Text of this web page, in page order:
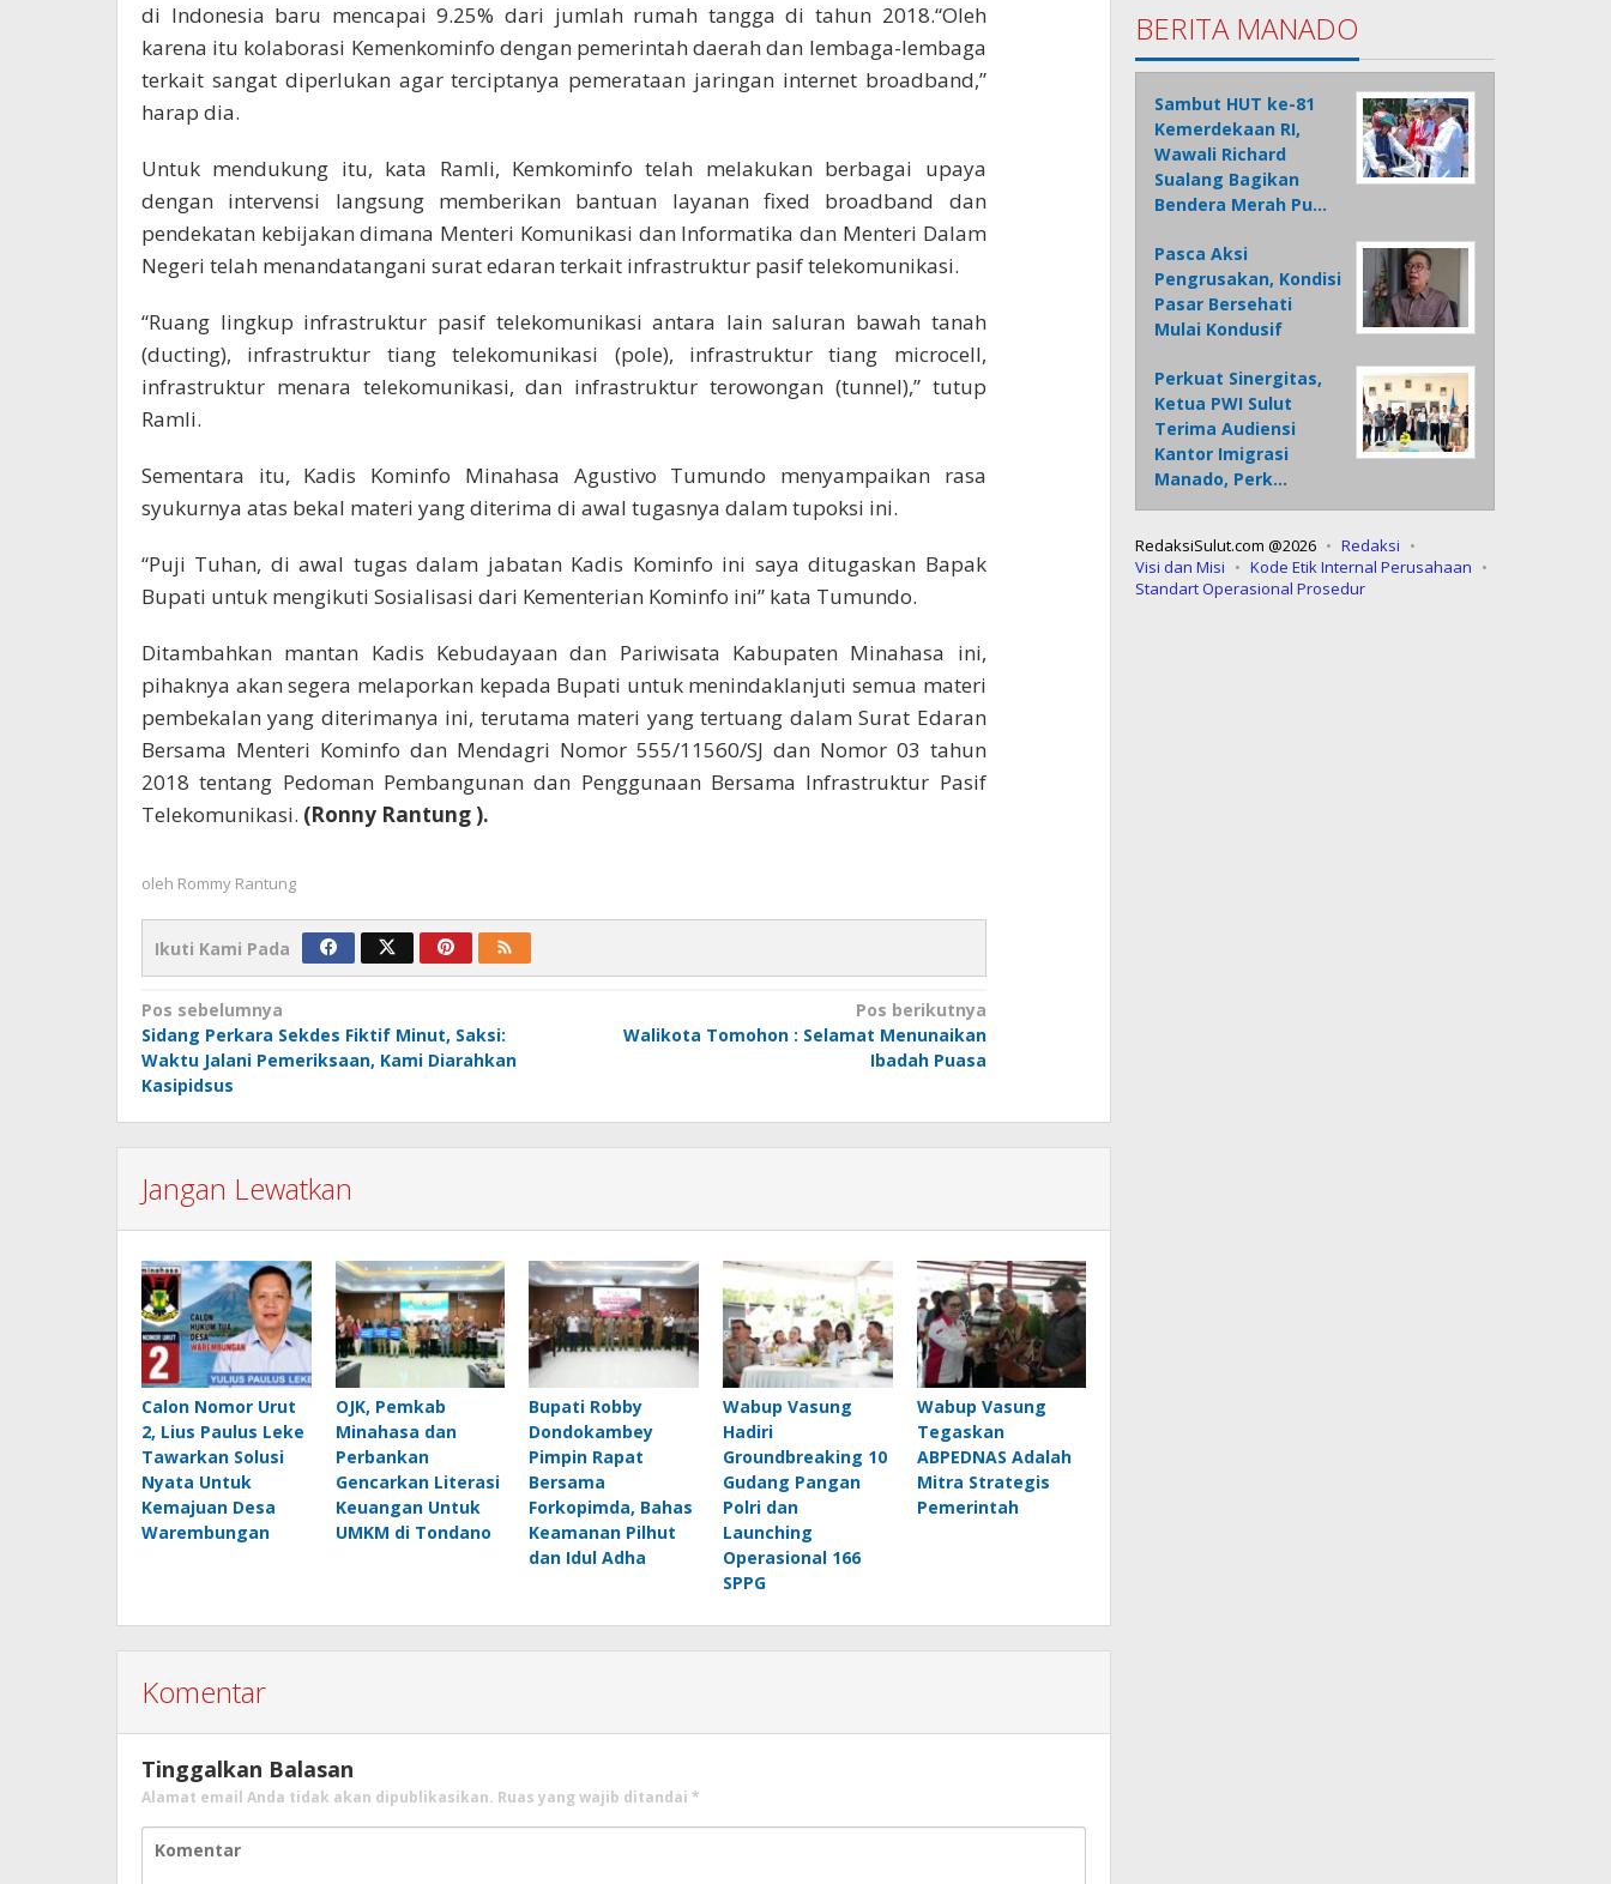
di Indonesia baru mencapai 9.25% dari jumlah rumah tangga di tahun 2018.“Oleh
karena itu kolaborasi Kemenkominfo dengan pemerintah daerah dan lembaga-lembaga
terkait sangat diperlukan agar terciptanya pemerataan jaringan internet broadband,”
harap dia.
Untuk mendukung itu, kata Ramli, Kemkominfo telah melakukan berbagai upaya
dengan intervensi langsung memberikan bantuan layanan fixed broadband dan
pendekatan kebijakan dimana Menteri Komunikasi dan Informatika dan Menteri Dalam
Negeri telah menandatangani surat edaran terkait infrastruktur pasif telekomunikasi.
“Ruang lingkup infrastruktur pasif telekomunikasi antara lain saluran bawah tanah
(ducting), infrastruktur tiang telekomunikasi (pole), infrastruktur tiang microcell,
infrastruktur menara telekomunikasi, dan infrastruktur terowongan (tunnel),” tutup
Ramli.
Sementara itu, Kadis Kominfo Minahasa Agustivo Tumundo menyampaikan rasa
syukurnya atas bekal materi yang diterima di awal tugasnya dalam tupoksi ini.
“Puji Tuhan, di awal tugas dalam jabatan Kadis Kominfo ini saya ditugaskan Bapak
Bupati untuk mengikuti Sosialisasi dari Kementerian Kominfo ini” kata Tumundo.
Ditambahkan mantan Kadis Kebudayaan dan Pariwisata Kabupaten Minahasa ini,
pihaknya akan segera melaporkan kepada Bupati untuk menindaklanjuti semua materi
pembekalan yang diterimanya ini, terutama materi yang tertuang dalam Surat Edaran
Bersama Menteri Kominfo dan Mendagri Nomor 555/11560/SJ dan Nomor 03 tahun
2018 tentang Pedoman Pembangunan dan Penggunaan Bersama Infrastruktur Pasif
Telekomunikasi. (Ronny Rantung ).
oleh Rommy Rantung
Ikuti Kami Pada
Navigasi
pos
Pos sebelumnya
Sidang Perkara Sekdes Fiktif Minut, Saksi:
Waktu Jalani Pemeriksaan, Kami Diarahkan
Kasipidsus
Pos berikutnya
Walikota Tomohon : Selamat Menunaikan
Ibadah Puasa
Jangan Lewatkan
Calon Nomor Urut
2, Lius Paulus Leke
Tawarkan Solusi
Nyata Untuk
Kemajuan Desa
Warembungan
OJK, Pemkab
Minahasa dan
Perbankan
Gencarkan Literasi
Keuangan Untuk
UMKM di Tondano
Bupati Robby
Dondokambey
Pimpin Rapat
Bersama
Forkopimda, Bahas
Keamanan Pilhut
dan Idul Adha
Wabup Vasung
Hadiri
Groundbreaking 10
Gudang Pangan
Polri dan
Launching
Operasional 166
SPPG
Wabup Vasung
Tegaskan
ABPEDNAS Adalah
Mitra Strategis
Pemerintah
Komentar
Tinggalkan Balasan
Alamat email Anda tidak akan dipublikasikan. Ruas yang wajib ditandai *
BERITA MANADO
Sambut HUT ke-81
Kemerdekaan RI,
Wawali Richard
Sualang Bagikan
Bendera Merah Pu…
Pasca Aksi
Pengrusakan, Kondisi
Pasar Bersehati
Mulai Kondusif
Perkuat Sinergitas,
Ketua PWI Sulut
Terima Audiensi
Kantor Imigrasi
Manado, Perk…
RedaksiSulut.com @2026
Redaksi
Visi dan Misi
Kode Etik Internal Perusahaan
Standart Operasional Prosedur